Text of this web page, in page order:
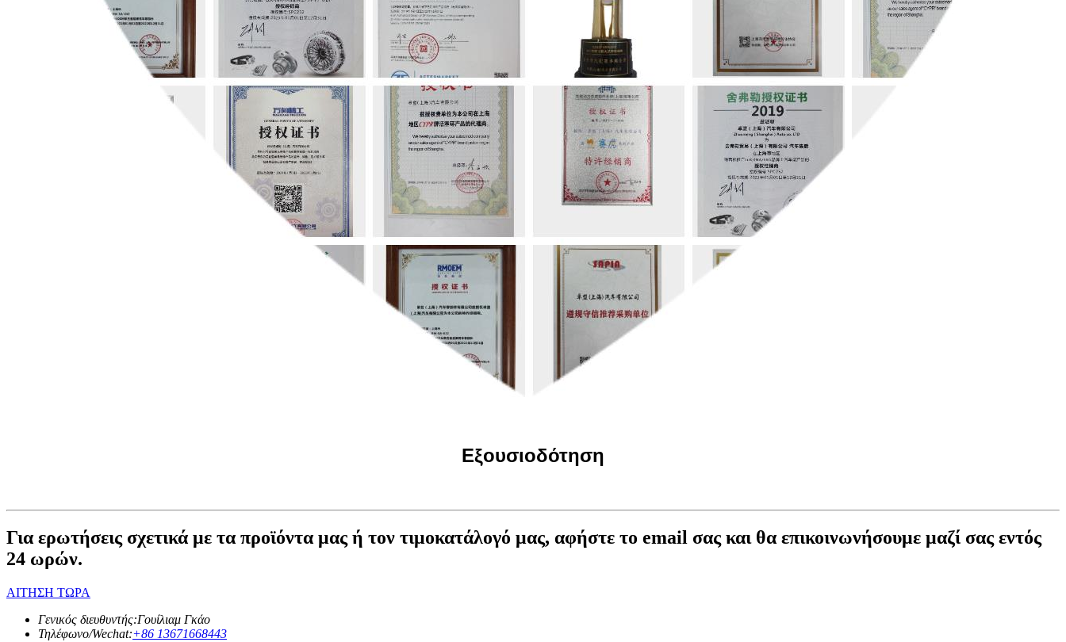
Εξουσιοδότηση
Για ερωτήσεις σχετικά με τα προϊόντα μας ή τον τιμοκατάλογό μας, αφήστε το email σας και θα επικοινωνήσουμε μαζί σας εντός
24 ωρών.
ΑΙΤΗΣΗ ΤΩΡΑ
Γενικός διευθυντής:Γουίλιαμ Γκάο
Τηλέφωνο/Wechat:+86 13671668443